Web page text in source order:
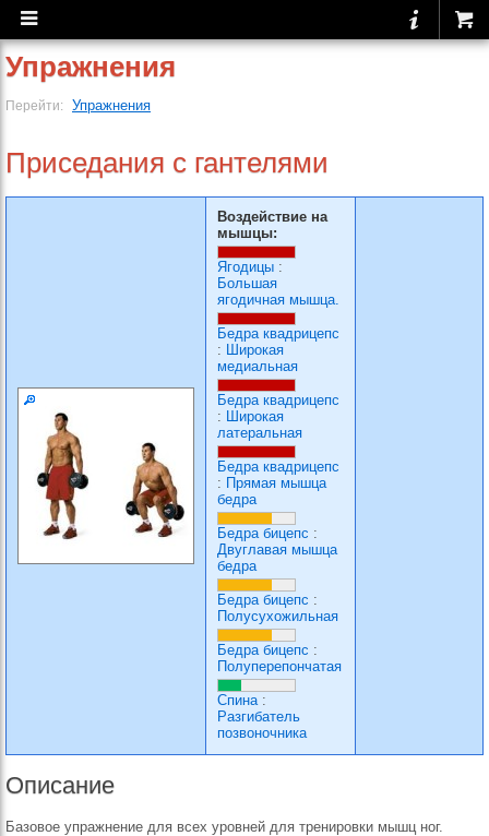
Упражнения
Перейти: Упражнения
Приседания с гантелями
Воздействие на
мышцы:
Ягодицы :
Большая
ягодичная мышца.
Бедра квадрицепс
: Широкая
медиальная
Бедра квадрицепс
: Широкая
латеральная
Бедра квадрицепс
: Прямая мышца
бедра
Бедра бицепс :
Двуглавая мышца
бедра
Бедра бицепс :
Полусухожильная
Бедра бицепс :
Полуперепончатая
Спина:
Разгибатель
позвоночника
Описание
Базовое упражнение для всех уровней для тренировки мышц ног.